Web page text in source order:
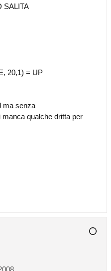
SALITA
20,1) = UP
ma senza
qualche dritta per